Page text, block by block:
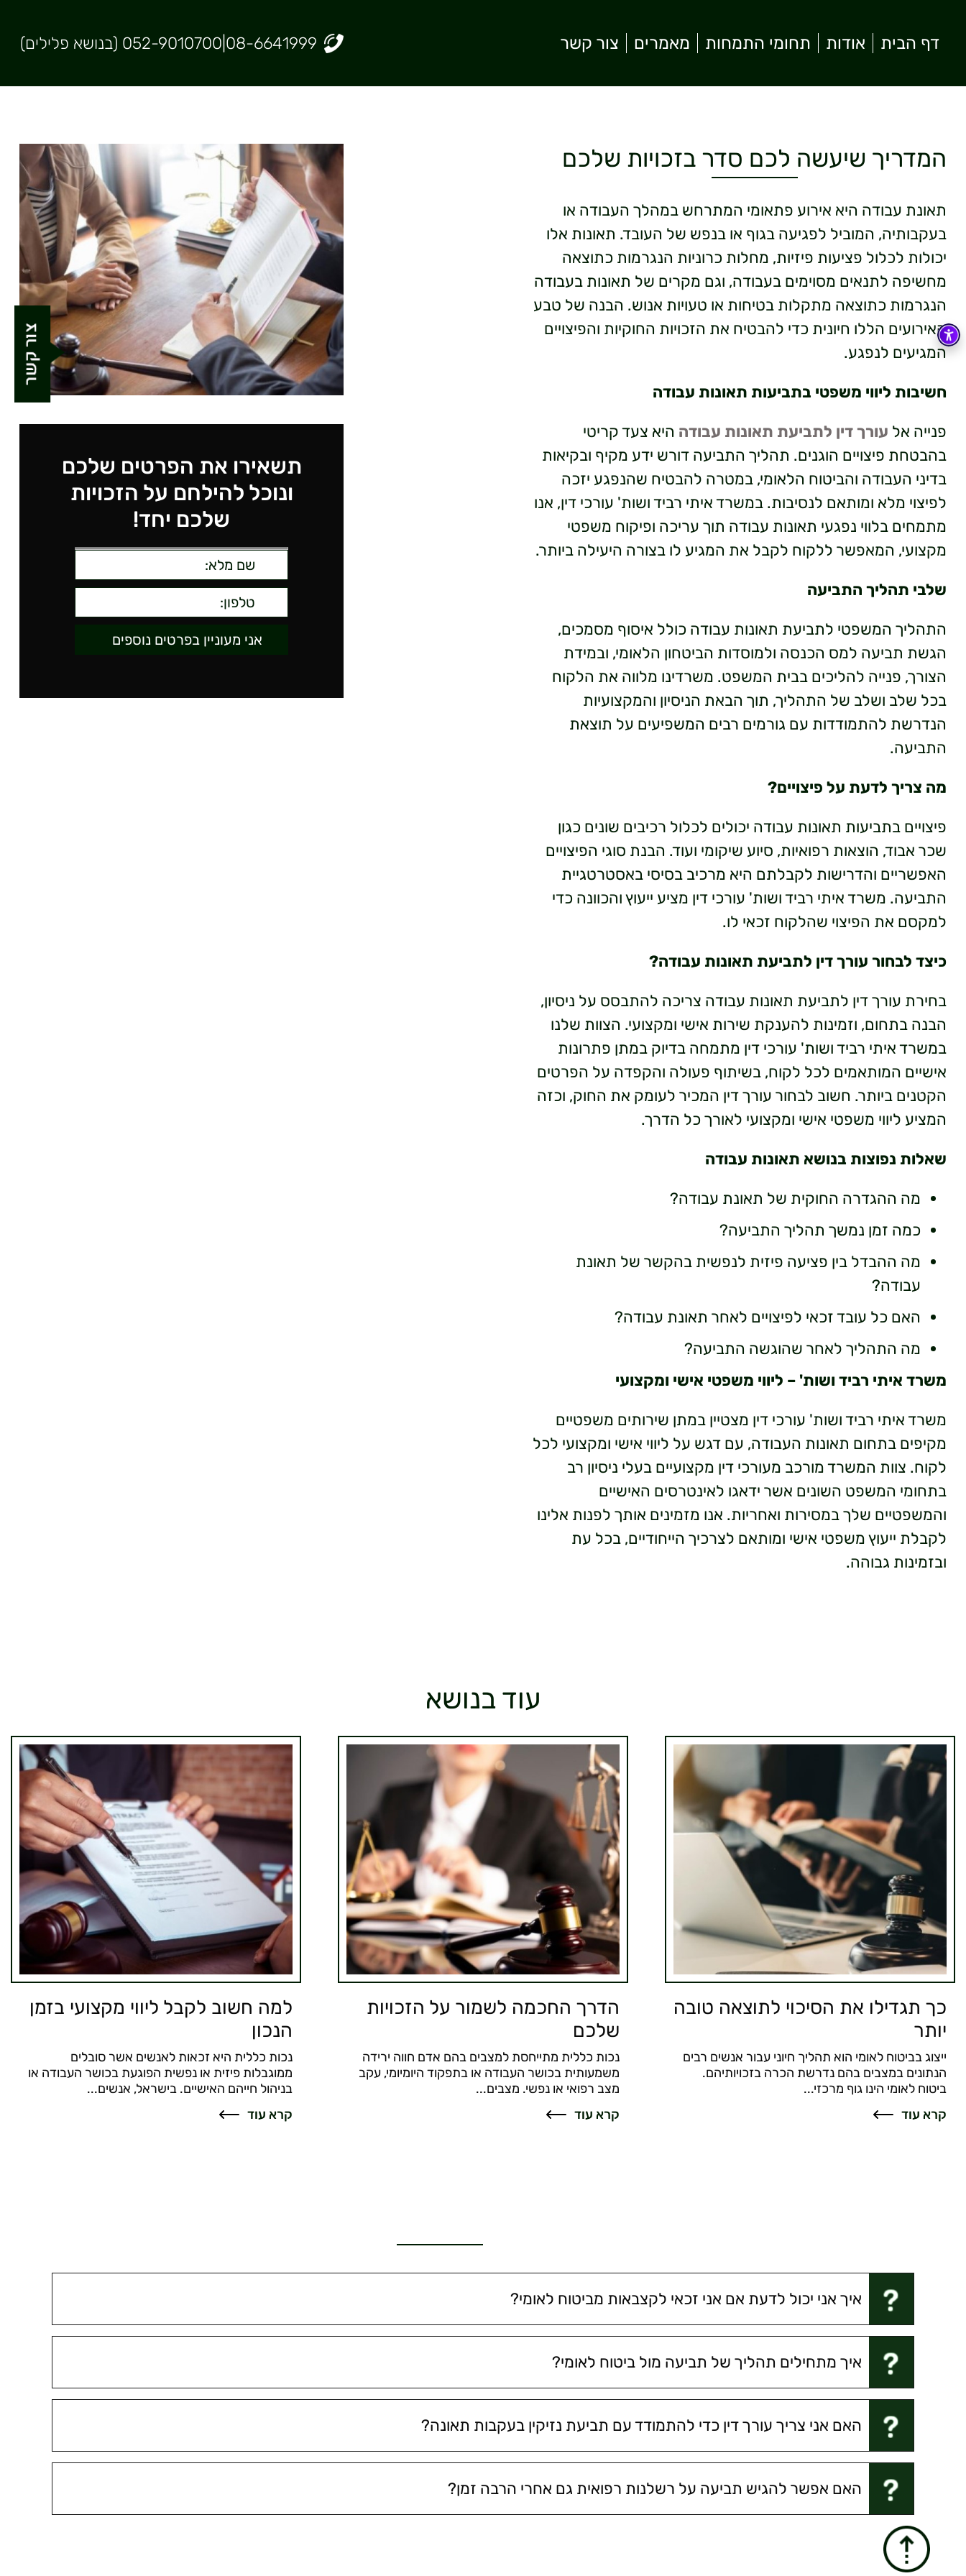
דף הבית אודות תחומי התמחות מאמרים צור קשר 08-6641999 052-9010700 (בנושא פלילים)
המדריך שיעשה לכם סדר בזכויות שלכם
תאונת עבודה היא אירוע פתאומי המתרחש במהלך העבודה או
בעקבותיה, המוביל לפגיעה בגוף או בנפש של העובד. תאונות אלו
יכולות לכלול פציעות פיזיות, מחלות כרוניות הנגרמות כתוצאה
מחשיפה לתנאים מסוימים בעבודה, וגם מקרים של תאונות בעבודה
הנגרמות כתוצאה מתקלות בטיחות או טעויות אנוש. הבנה של טבע
האירועים הללו חיונית כדי להבטיח את הזכויות החוקיות והפיצויים
המגיעים לנפגע.
חשיבות ליווי משפטי בתביעות תאונות עבודה
פנייה אל עורך דין לתביעת תאונות עבודה היא צעד קריטי
בהבטחת פיצויים הוגנים. תהליך התביעה דורש ידע מקיף ובקיאות
בדיני העבודה והביטוח הלאומי, במטרה להבטיח שהנפגע יזכה
לפיצוי מלא ומותאם לנסיבות. במשרד איתי רביד ושות' עורכי דין, אנו
מתמחים בלווי נפגעי תאונות עבודה תוך עריכה ופיקוח משפטי
מקצועי, המאפשר ללקוח לקבל את המגיע לו בצורה היעילה ביותר.
שלבי תהליך התביעה
התהליך המשפטי לתביעת תאונות עבודה כולל איסוף מסמכים,
הגשת תביעה למס הכנסה ולמוסדות הביטחון הלאומי, ובמידת
הצורך, פנייה להליכים בבית המשפט. משרדינו מלווה את הלקוח
בכל שלב ושלב של התהליך, תוך הבאת הניסיון והמקצועיות
הנדרשת להתמודדות עם גורמים רבים המשפיעים על תוצאת
התביעה.
מה צריך לדעת על פיצויים?
פיצויים בתביעות תאונות עבודה יכולים לכלול רכיבים שונים כגון
שכר אבוד, הוצאות רפואיות, סיוע שיקומי ועוד. הבנת סוגי הפיצויים
האפשריים והדרישות לקבלתם היא מרכיב בסיסי באסטרטגיית
התביעה. משרד איתי רביד ושות' עורכי דין מציע ייעוץ והכוונה כדי
למקסם את הפיצוי שהלקוח זכאי לו.
כיצד לבחור עורך דין לתביעת תאונות עבודה?
בחירת עורך דין לתביעת תאונות עבודה צריכה להתבסס על ניסיון,
הבנה בתחום, וזמינות להענקת שירות אישי ומקצועי. הצוות שלנו
במשרד איתי רביד ושות' עורכי דין מתמחה בדיוק במתן פתרונות
אישיים המותאמים לכל לקוח, בשיתוף פעולה והקפדה על הפרטים
הקטנים ביותר. חשוב לבחור עורך דין המכיר לעומק את החוק, וכזה
המציע ליווי משפטי אישי ומקצועי לאורך כל הדרך.
שאלות נפוצות בנושא תאונות עבודה
מה ההגדרה החוקית של תאונת עבודה?
כמה זמן נמשך תהליך התביעה?
מה ההבדל בין פציעה פיזית לנפשית בהקשר של תאונת
עבודה?
האם כל עובד זכאי לפיצויים לאחר תאונת עבודה?
מה התהליך לאחר שהוגשה התביעה?
משרד איתי רביד ושות' – ליווי משפטי אישי ומקצועי
משרד איתי רביד ושות' עורכי דין מצטיין במתן שירותים משפטיים
מקיפים בתחום תאונות העבודה, עם דגש על ליווי אישי ומקצועי לכל
לקוח. צוות המשרד מורכב מעורכי דין מקצועיים בעלי ניסיון רב
בתחומי המשפט השונים אשר ידאגו לאינטרסים האישיים
והמשפטיים שלך במסירות ואחריות. אנו מזמינים אותך לפנות אלינו
לקבלת ייעוץ משפטי אישי ומותאם לצרכיך הייחודיים, בכל עת
ובזמינות גבוהה.
תשאירו את הפרטים שלכם
ונוכל להילחם על הזכויות
שלכם יחד!
עוד בנושא
כך תגדילו את הסיכוי לתוצאה טובה
יותר
ייצוג בביטוח לאומי הוא תהליך חיוני עבור אנשים רבים
הנתונים במצבים בהם נדרשת הכרה בזכויותיהם.
ביטוח לאומי הינו גוף מרכזי...
קרא עוד
הדרך החכמה לשמור על הזכויות
שלכם
נכות כללית מתייחסת למצבים בהם אדם חווה ירידה
משמעותית בכושר העבודה או בתפקוד היומיומי, עקב
מצב רפואי או נפשי. מצבים...
קרא עוד
למה חשוב לקבל ליווי מקצועי בזמן
הנכון
נכות כללית היא זכאות לאנשים אשר סובלים
ממוגבלות פיזית או נפשית הפוגעת בכושר העבודה או
בניהול חייהם האישיים. בישראל, אנשים...
קרא עוד
איך אני יכול לדעת אם אני זכאי לקצבאות מביטוח לאומי?
איך מתחילים תהליך של תביעה מול ביטוח לאומי?
האם אני צריך עורך דין כדי להתמודד עם תביעת נזיקין בעקבות תאונה?
האם אפשר להגיש תביעה על רשלנות רפואית גם אחרי הרבה זמן?